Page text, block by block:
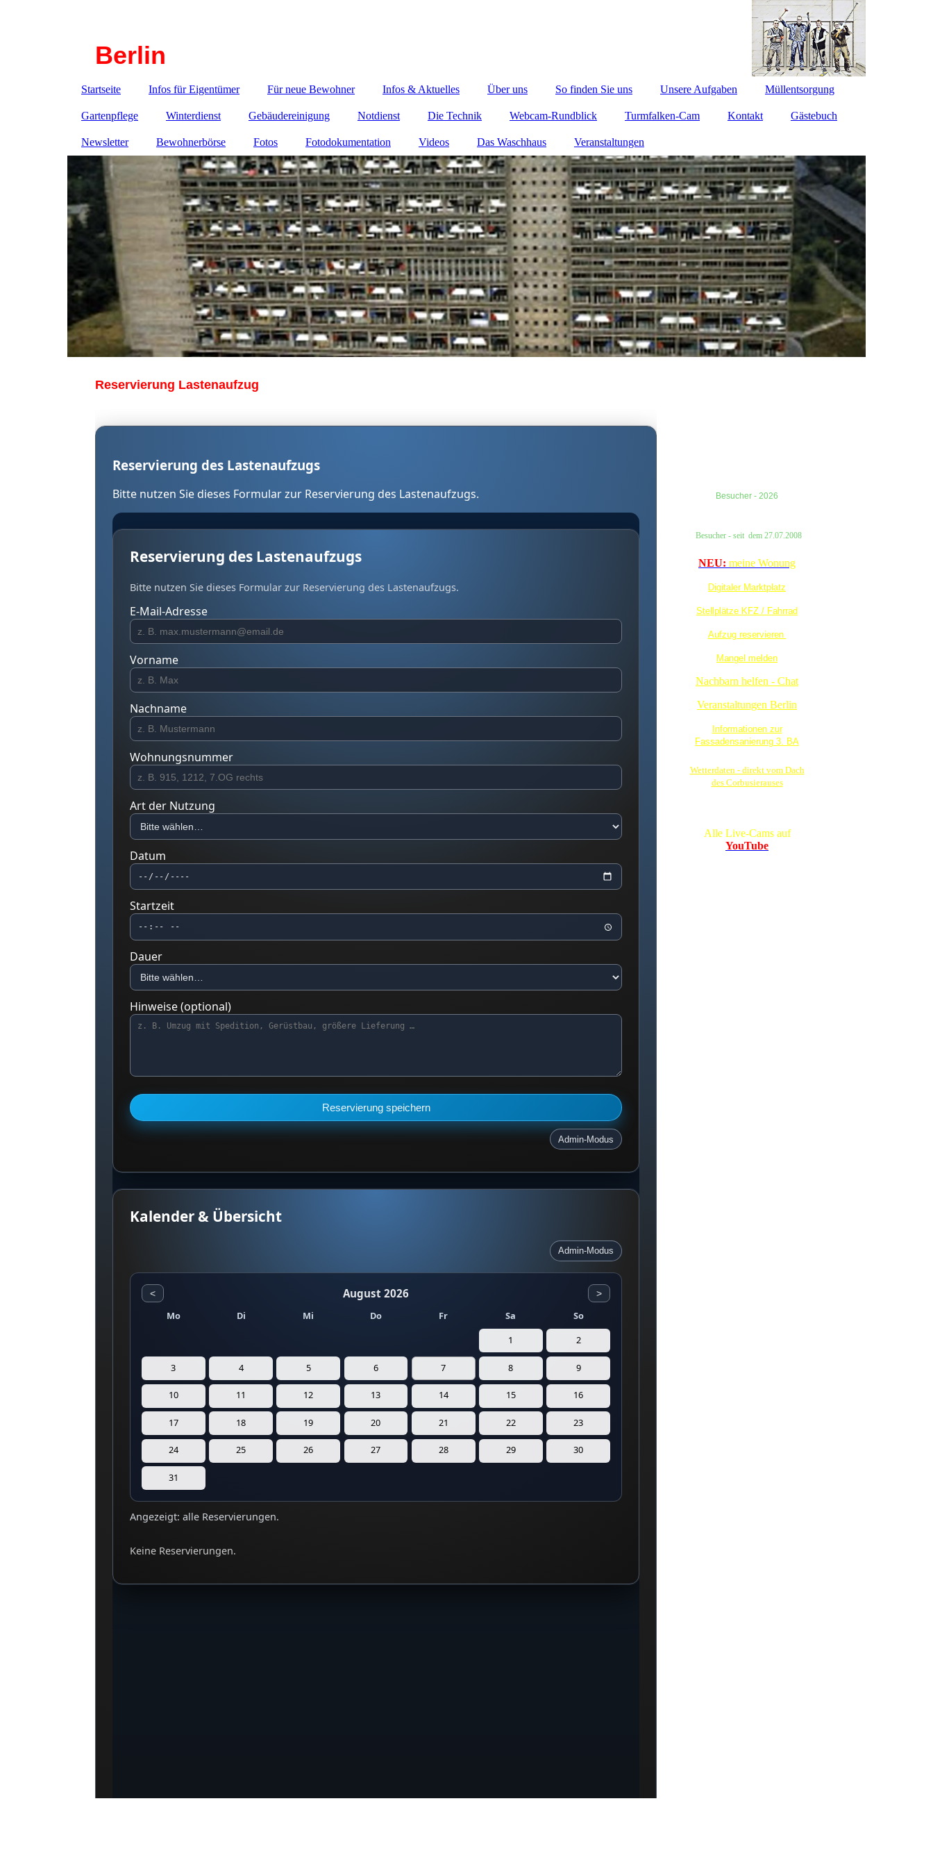
Berlin
Startseite Infos für Eigentümer Für neue Bewohner Infos & Aktuelles Über uns So finden Sie uns Unsere Aufgaben Müllentsorgung
Gartenpflege Winterdienst Gebäudereinigung Notdienst Die Technik Webcam-Rundblick Turmfalken-Cam Kontakt Gästebuch
Newsletter Bewohnerbörse Fotos Fotodokumentation Videos Das Waschhaus Veranstaltungen
Reservierung Lastenaufzug
Besucher - 2026
Besucher - seit dem27.07.2008
NEU: meine Wonung
Digitaler Marktplatz
Stellplätze KFZ / Fahrrad
Aufzug reservieren
Mangel melden
Nachbarn helfen - Chat
Veranstaltungen Berlin
Informationen zur
Fassadensanierung 3. BA
Wetterdaten - direkt vom Dach
des Corbusierauses
Alle Live-Cams auf
YouTube